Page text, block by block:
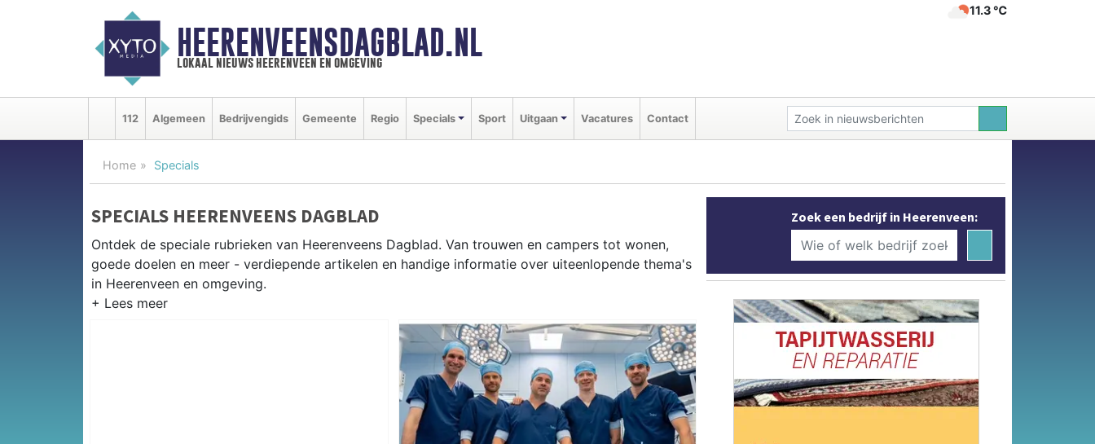
HEERENVEENSDAGBLAD.NL
lokaal nieuws heerenveen en omgeving
11.3 ℃
112 Algemeen Bedrijvengids Gemeente Regio Specials Sport Uitgaan Vacatures Contact
Home Specials
SPECIALS HEERENVEENS DAGBLAD
Ontdek de speciale rubrieken van Heerenveens Dagblad. Van trouwen en campers tot wonen,
goede doelen en meer - verdiepende artikelen en handige informatie over uiteenlopende thema's
in Heerenveen en omgeving.
Zoek een bedrijf in Heerenveen: